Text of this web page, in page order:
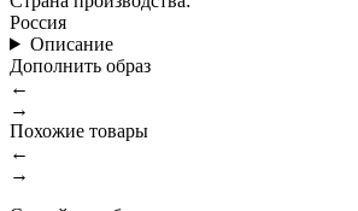
Россия
Описание
Дополнить образ
←
→
Похожие товары
←
→